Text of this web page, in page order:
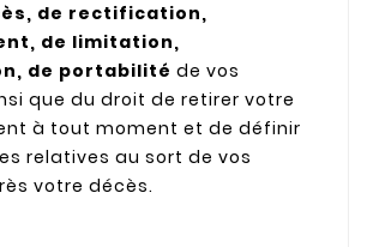
de rectification,
de limitation,
de portabilité de vos
que du droit de retirer votre
à tout moment et de définir
relatives au sort de vos
votre décès.